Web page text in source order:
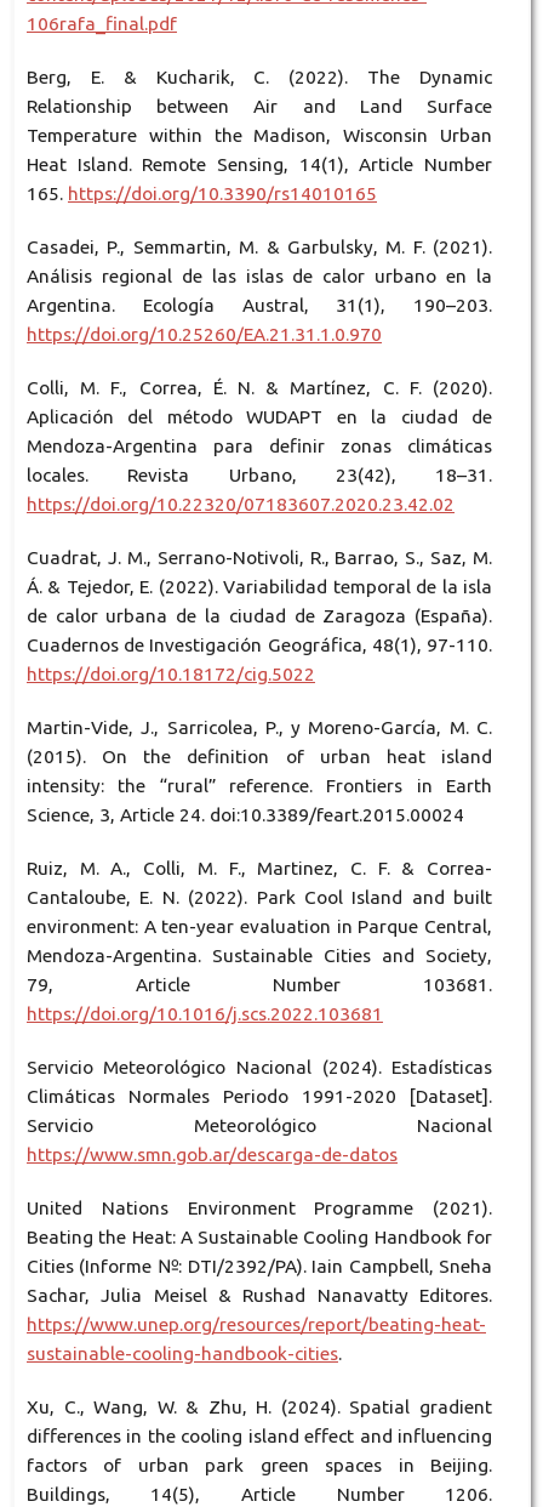
106rafa_final.pdf
Berg, E. & Kucharik, C. (2022). The Dynamic
Relationship between Air and Land Surface
Temperature within the Madison, Wisconsin Urban
Heat Island. Remote Sensing, 14(1), Article Number
165. https://doi.org/10.3390/rs14010165
Casadei, P., Semmartin, M. & Garbulsky, M. F. (2021).
Análisis regional de las islas de calor urbano en la
Argentina. Ecología Austral, 31(1), 190–203.
https://doi.org/10.25260/EA.21.31.1.0.970
Colli, M. F., Correa, É. N. & Martínez, C. F. (2020).
Aplicación del método WUDAPT en la ciudad de
Mendoza-Argentina para definir zonas climáticas
locales. Revista Urbano, 23(42), 18–31.
https://doi.org/10.22320/07183607.2020.23.42.02
Cuadrat, J. M., Serrano-Notivoli, R., Barrao, S., Saz, M.
Á. & Tejedor, E. (2022). Variabilidad temporal de la isla
de calor urbana de la ciudad de Zaragoza (España).
Cuadernos de Investigación Geográfica, 48(1), 97-110.
https://doi.org/10.18172/cig.5022
Martin-Vide, J., Sarricolea, P., y Moreno-García, M. C.
(2015). On the definition of urban heat island
intensity: the “rural” reference. Frontiers in Earth
Science, 3, Article 24. doi:10.3389/feart.2015.00024
Ruiz, M. A., Colli, M. F., Martinez, C. F. & Correa-
Cantaloube, E. N. (2022). Park Cool Island and built
environment: A ten-year evaluation in Parque Central,
Mendoza-Argentina. Sustainable Cities and Society,
79, Article Number 103681.
https://doi.org/10.1016/j.scs.2022.103681
Servicio Meteorológico Nacional (2024). Estadísticas
Climáticas Normales Periodo 1991-2020 [Dataset].
Servicio Meteorológico Nacional
https://www.smn.gob.ar/descarga-de-datos
United Nations Environment Programme (2021).
Beating the Heat: A Sustainable Cooling Handbook for
Cities (Informe №: DTI/2392/PA). Iain Campbell, Sneha
Sachar, Julia Meisel & Rushad Nanavatty Editores.
https://www.unep.org/resources/report/beating-heat-
sustainable-cooling-handbook-cities.
Xu, C., Wang, W. & Zhu, H. (2024). Spatial gradient
differences in the cooling island effect and influencing
factors of urban park green spaces in Beijing.
Buildings, 14(5), Article Number 1206.